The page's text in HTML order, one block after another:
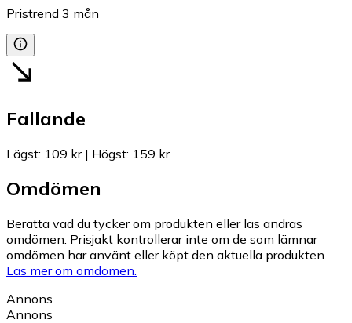
Pristrend 3 mån
Fallande
Lägst: 109 kr| Högst: 159 kr
Omdömen
Berätta vad du tycker om produkten eller läs andras
omdömen. Prisjakt kontrollerar inte om de som lämnar
omdömen har använt eller köpt den aktuella produkten.
Läs mer om omdömen.
Annons
Annons